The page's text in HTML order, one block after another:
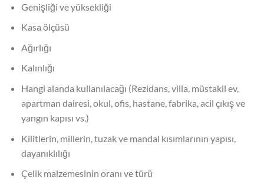
Genişliği ve yüksekliği
Kasa ölçüsü
Ağırlığı
Kalınlığı
Hangi alanda kullanılacağı (Rezidans, villa, müstakil ev,
apartman dairesi, okul, ofis, hastane, fabrika, acil çıkış ve
yangın kapısı vs.)
Kilitlerin, millerin, tuzak ve mandal kısımlarının yapısı,
dayanıklılığı
Çelik malzemesinin oranı ve türü